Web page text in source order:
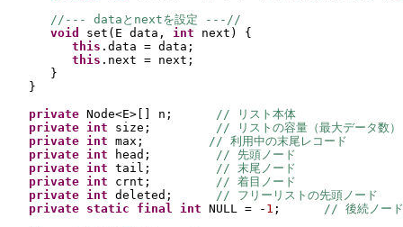
//--- dataとnextを設定 ---//
void set ( E data, int next ) {
this .data = data;
this .next = next;
}
}
private Node<E> n;
// リスト本体
private int size;
// リストの容量（最大データ数）
private int max;
// 利用中の末尾レコード
private int head;
// 先頭ノード
private int tail;
// 末尾ノード
private int crnt;
// 着目ノード
private int deleted;
// フリーリストの先頭ノード
private static final int NULL = - 1 ;
// 後続ノード